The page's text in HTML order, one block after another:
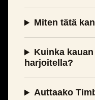
Miten tätä
Kuinka
harjoitella?
Auttaako